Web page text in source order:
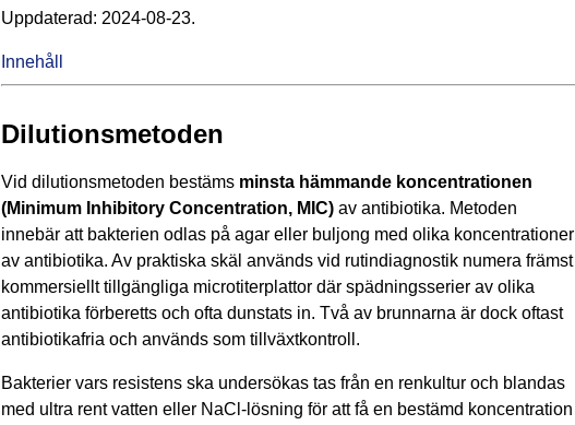
Upp­da­te­rad: 2024-08-23.
Innehåll
Dilutionsmetoden
Vid dilutionsmetoden bestäms minsta hämmande koncentrationen
(Minimum Inhibitory Concentration, MIC) av antibiotika. Metoden
innebär att bakterien odlas på agar eller buljong med olika koncentrationer
av antibiotika. Av praktiska skäl används vid rutindiagnostik numera främst
kommersiellt tillgängliga microtiterplattor där spädningsserier av olika
antibiotika förberetts och ofta dunstats in. Två av brunnarna är dock oftast
antibiotikafria och används som tillväxtkontroll.
Bakterier vars resistens ska undersökas tas från en renkultur och blandas
med ultra rent vatten eller NaCl-lösning för att få en bestämd koncentration